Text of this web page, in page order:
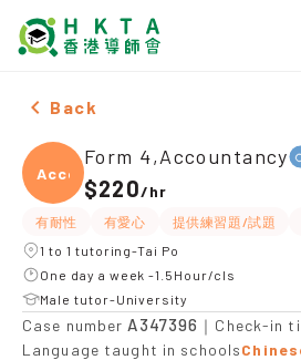
Male Form 4,Accountancy，
Back
Accou
Form 4,Accountancy
$220/hr
有耐性 有愛心 提供練習題/試題
1 to 1 tutoring-Tai Po
One day a week -1.5Hour/cls
Male tutor-University
Case number A347396 ｜Check-in
Language taught in schools